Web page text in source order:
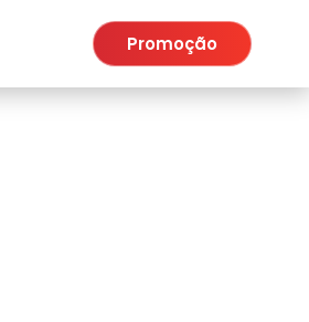
Promoção